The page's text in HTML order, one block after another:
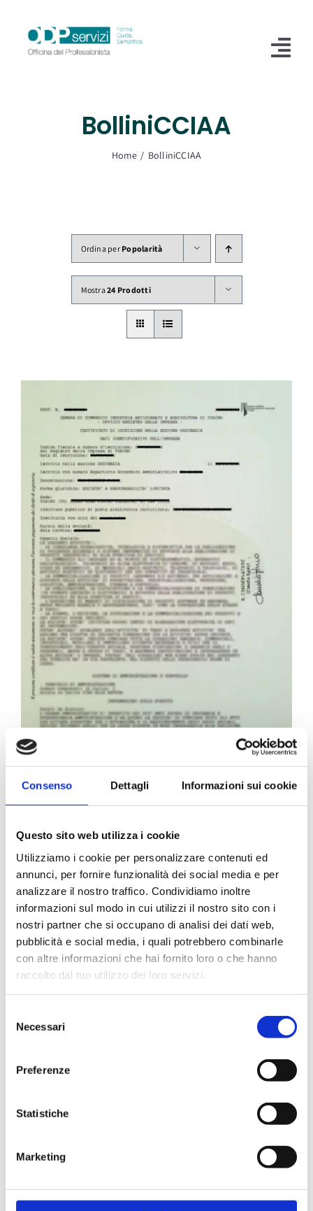
Consenso Dettagli Informazioni sui cookie
Questo sito web utilizza i cookie
Utilizziamo i cookie per personalizzare contenuti ed
annunci, per fornire funzionalità dei social media e per
analizzare il nostro traffico. Condividiamo inoltre
informazioni sul modo in cui utilizzi il nostro sito con i
nostri partner che si occupano di analisi dei dati web,
pubblicità e social media, i quali potrebbero combinarle
con altre informazioni che hai fornito loro o che hanno
raccolto dal tuo utilizzo dei loro servizi.
delNecessari
Preferenze
Statistiche
Marketing
contenuto
BolliniCCIAA
Home BolliniCCIAA
Ordina per Popolarità
Mostra24 Prodotti
Carta Filigranata CCIAA
Bollini per certificati
CCIAA (foglio 40 bollini)
4,03€